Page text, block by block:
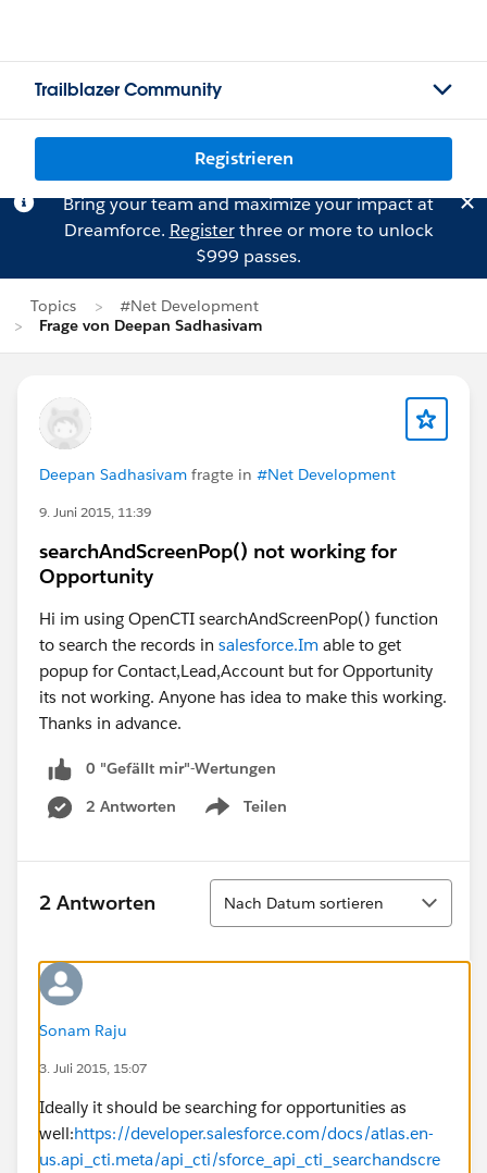
Trailblazer Community
Registrieren
Bring your team and maximize your impact at
Dreamforce. Registerthree or more to unlock
$999 passes.
Topics
#Net Development
Frage von Deepan Sadhasivam
Deepan Sadhasivam fragte in #Net Development
9. Juni 2015, 11:39
searchAndScreenPop() not working for
Opportunity
Hi im using OpenCTI searchAndScreenPop() function
to search the records in salesforce.Im able to get
popup for Contact,Lead,Account but for Opportunity
its not working. Anyone has idea to make this working.
Thanks in advance.
0 "Gefällt mir"-Wertungen
2 Antworten
Teilen
Show menu
2 Antworten
Sortieren
Nach Datum sortieren
Sonam Raju
3. Juli 2015, 15:07
Ideally it should be searching for opportunities as
well:https://developer.salesforce.com/docs/atlas.en-
us.api_cti.meta/api_cti/sforce_api_cti_searchandscre